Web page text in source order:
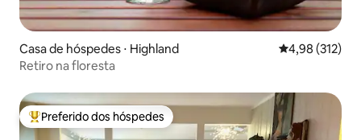
Casa de hóspedes ⋅ Highland 4,98 de uma
4,98 (312)
Retiro na floresta
Entre os melhores preferidos dos hóspedes
Preferido dos hóspedes